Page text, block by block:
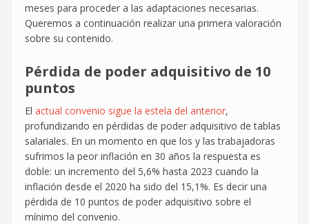
meses para proceder a las adaptaciones necesarias.
Queremos a continuación realizar una primera valoración
sobre su contenido.
Pérdida de poder adquisitivo de 10
puntos
El actual convenio sigue la estela del anterior,
profundizando en pérdidas de poder adquisitivo de tablas
salariales. En un momento en que los y las trabajadoras
sufrimos la peor inflación en 30 años la respuesta es
doble: un incremento del 5,6% hasta 2023 cuando la
inflación desde el 2020 ha sido del 15,1%. Es decir una
pérdida de 10 puntos de poder adquisitivo sobre el
mínimo del convenio.